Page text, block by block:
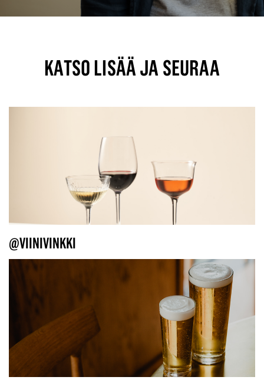
KATSO LISÄÄ JA SEURAA
@VIINIVINKKI